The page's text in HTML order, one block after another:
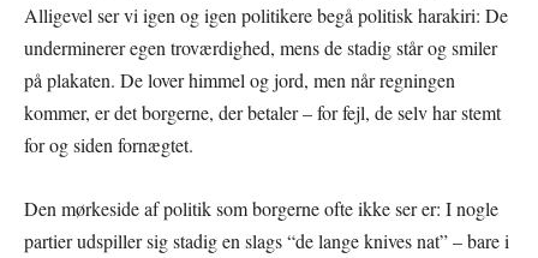
Alligevel ser vi igen og igen politikere begå politisk harakiri: De
underminerer egen troværdighed, mens de stadig står og smiler
på plakaten. De lover himmel og jord, men når regningen
kommer, er det borgerne, der betaler – for fejl, de selv har stemt
for og siden fornægtet.
Den mørkeside af politik som borgerne ofte ikke ser er: I nogle
partier udspiller sig stadig en slags “de lange knives nat” – bare i